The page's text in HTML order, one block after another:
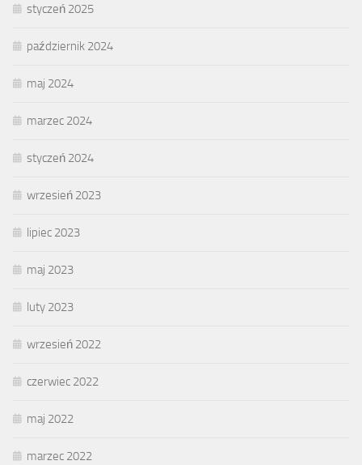
styczeń 2025
październik 2024
maj 2024
marzec 2024
styczeń 2024
wrzesień 2023
lipiec 2023
maj 2023
luty 2023
wrzesień 2022
czerwiec 2022
maj 2022
marzec 2022